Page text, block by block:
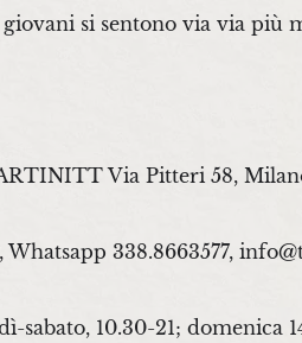
si sentono via via più
Via Pitteri 58,
Whatsapp 338.8663577,
sabato, 10.30-21; domenica